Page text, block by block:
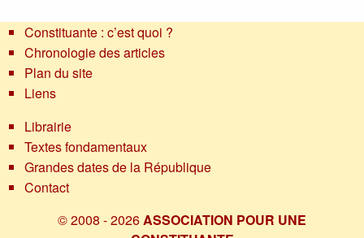
Constituante : c’est quoi ?
Chronologie des articles
Plan du site
Liens
Librairie
Textes fondamentaux
Grandes dates de la République
Contact
© 2008 - 2026ASSOCIATION POUR UNE